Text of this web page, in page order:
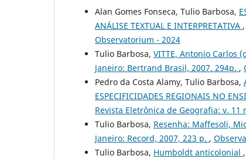
Alan Gomes Fonseca, Tulio Barbosa,
ANÁLISE TEXTUAL E INTERPRETATIVA ,
Observatorium - 2024
Tulio Barbosa, VITTE, Antonio Carlos
Janeiro: Bertrand Brasil, 2007. 294p. ,
Pedro da Costa Alamy, Tulio Barbosa,
ESPECIFICIDADES REGIONAIS NO
Revista Eletrônica de Geografia: v. 11
Tulio Barbosa, Resenha: Maffesoli,
Janeiro: Record, 2007, 223 p. ,
Tulio Barbosa, Humboldt anticolonial ,